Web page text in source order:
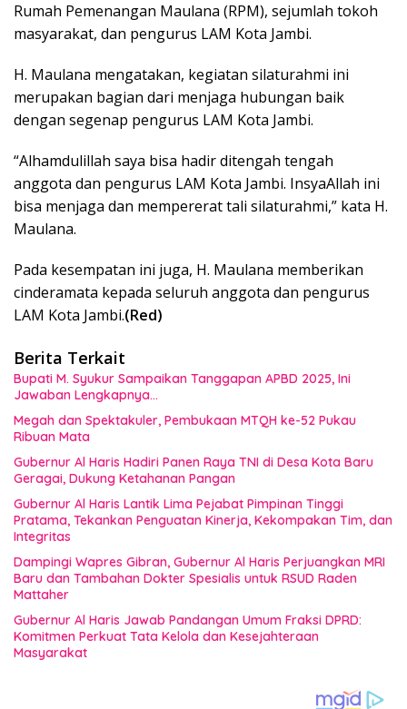
Rumah Pemenangan Maulana (RPM), sejumlah tokoh
masyarakat, dan pengurus LAM Kota Jambi.
H. Maulana mengatakan, kegiatan silaturahmi ini
merupakan bagian dari menjaga hubungan baik
dengan segenap pengurus LAM Kota Jambi.
“Alhamdulillah saya bisa hadir ditengah tengah
anggota dan pengurus LAM Kota Jambi. InsyaAllah ini
bisa menjaga dan mempererat tali silaturahmi,” kata H.
Maulana.
Pada kesempatan ini juga, H. Maulana memberikan
cinderamata kepada seluruh anggota dan pengurus
LAM Kota Jambi.(Red)
Berita Terkait
Bupati M. Syukur Sampaikan Tanggapan APBD 2025, Ini
Jawaban Lengkapnya…
Megah dan Spektakuler, Pembukaan MTQH ke-52 Pukau
Ribuan Mata
Gubernur Al Haris Hadiri Panen Raya TNI di Desa Kota Baru
Geragai, Dukung Ketahanan Pangan
Gubernur Al Haris Lantik Lima Pejabat Pimpinan Tinggi
Pratama, Tekankan Penguatan Kinerja, Kekompakan Tim, dan
Integritas
Dampingi Wapres Gibran, Gubernur Al Haris Perjuangkan MRI
Baru dan Tambahan Dokter Spesialis untuk RSUD Raden
Mattaher
Gubernur Al Haris Jawab Pandangan Umum Fraksi DPRD:
Komitmen Perkuat Tata Kelola dan Kesejahteraan
Masyarakat